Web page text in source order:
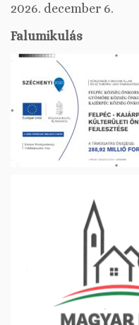
2026. december 6.
Falumikulás